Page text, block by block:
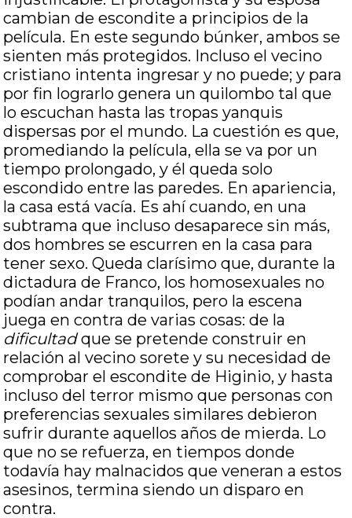
cambian de escondite a principios de la
película. En este segundo búnker, ambos se
sienten más protegidos. Incluso el vecino
cristiano intenta ingresar y no puede; y para
por fin lograrlo genera un quilombo tal que
lo escuchan hasta las tropas yanquis
dispersas por el mundo. La cuestión es que,
promediando la película, ella se va por un
tiempo prolongado, y él queda solo
escondido entre las paredes. En apariencia,
la casa está vacía. Es ahí cuando, en una
subtrama que incluso desaparece sin más,
dos hombres se escurren en la casa para
tener sexo. Queda clarísimo que, durante la
dictadura de Franco, los homosexuales no
podían andar tranquilos, pero la escena
juega en contra de varias cosas: de la
dificultadque se pretende construir en
relación al vecino sorete y su necesidad de
comprobar el escondite de Higinio, y hasta
incluso del terror mismo que personas con
preferencias sexuales similares debieron
sufrir durante aquellos años de mierda. Lo
que no se refuerza, en tiempos donde
todavía hay malnacidos que veneran a estos
asesinos, termina siendo un disparo en
contra.